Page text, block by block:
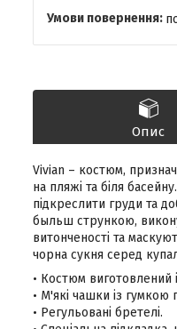
Опис
Vivian – костюм,
на пляжі та біля
підкреслити груди та
быльш стрункою,
витонченості та
чорна сукня серед
• Костюм виготовлений
• М'які чашки із гумкою
• Регульовані бретелі.